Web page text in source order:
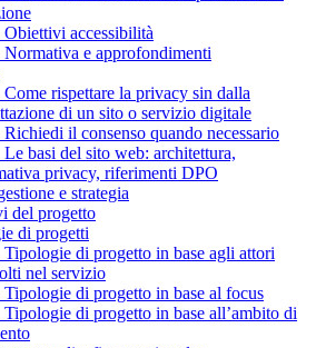
Obiettivi accessibilità
Normativa e approfondimenti
Come rispettare la privacy sin dalla
di un sito o servizio digitale
Richiedi il consenso quando necessario
Le basi del sito web: architettura,
privacy, riferimenti DPO
e strategia
del progetto
di progetti
Tipologie di progetto in base agli attori
nel servizio
Tipologie di progetto in base al focus
Tipologie di progetto in base all’ambito di